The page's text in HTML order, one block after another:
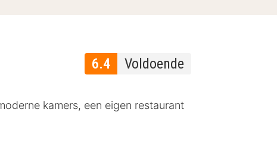
6.4 Voldoende
kamers, een eigen restaurant